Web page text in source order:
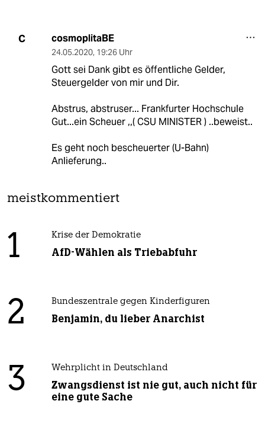
C cosmoplitaBE
24.05.2020, 19:26 Uhr
Gott sei Dank gibt es öffentliche Gelder,
Steuergelder von mir und Dir.
Abstrus, abstruser... Frankfurter Hochschule
Gut...ein Scheuer ,,( CSU MINISTER ) ..beweist..
Es geht noch bescheuerter (U-Bahn)
Anlieferung..
meistkommentiert
1 Krise der Demokratie
AfD-Wählen als Triebabfuhr
2 Bundeszentrale gegen Kinderfiguren
Benjamin, du lieber Anarchist
3 Wehrplicht in Deutschland
Zwangsdienst ist nie gut, auch nicht für
eine gute Sache